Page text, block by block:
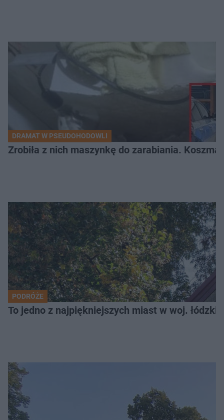
DRAMAT W PSEUDOHODOWLI
Zrobiła z nich maszynkę do zarabiania.
PODRÓŻE
To jedno z najpiękniejszych miast w woj.